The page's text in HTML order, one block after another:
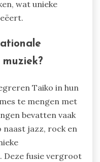
wat unieke
Taiko in hun
te mengen met
bevatten vaak
naast jazz, rock en
Deze fusie vergroot